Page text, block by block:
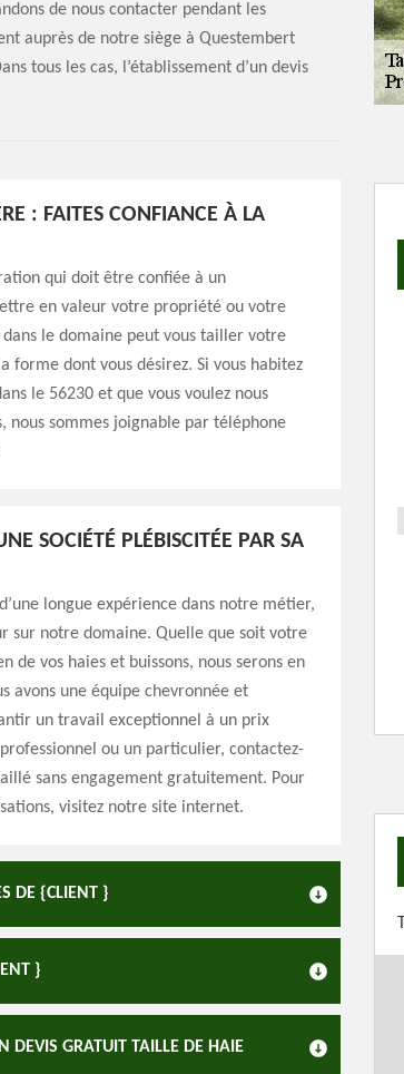
de nous contacter pendant les
auprès de notre siège à Questembert
tous les cas, l’établissement d’un devis
: FAITES CONFIANCE À LA
qui doit être confiée à un
en valeur votre propriété ou votre
le domaine peut vous tailler votre
forme dont vous désirez. Si vous habitez
le 56230 et que vous voulez nous
nous sommes joignable par téléphone
SOCIÉTÉ PLÉBISCITÉE PAR SA
longue expérience dans notre métier,
sur notre domaine. Quelle que soit votre
de vos haies et buissons, nous serons en
avons une équipe chevronnée et
un travail exceptionnel à un prix
ou un particulier, contactez-
sans engagement gratuitement. Pour
visitez notre site internet.
DE {CLIENT }
}
DEVIS GRATUIT TAILLE DE HAIE